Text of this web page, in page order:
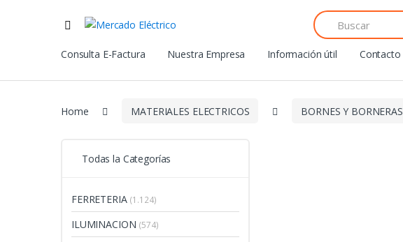
Search
for:
Consulta E-Factura
Nuestra Empresa Información útil Contacto
Home MATERIALES ELECTRICOS BORNES Y BORNERAS
Todas la Categorías
FERRETERIA (1.124)
ILUMINACION (574)